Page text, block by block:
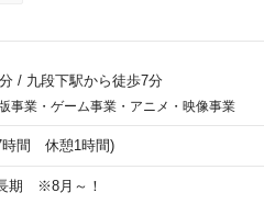
/ 九段下駅から徒歩7分
事業・ゲーム事業・アニメ・映像事業
時間 休憩1時間)
期 ※8月～！